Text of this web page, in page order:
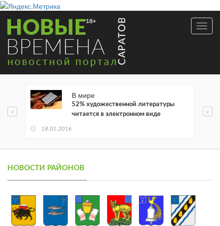
В мире
52% художественной литературы
читается в электронном виде
18.01.2016
НОВОСТИ РАЙОНОВ